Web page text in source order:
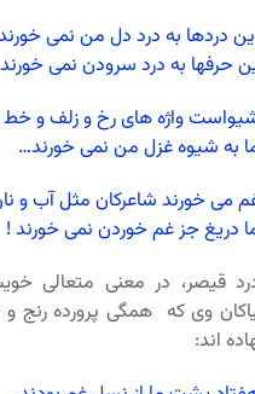
دردها به درد دل من نمی
حرفها به درد سرودن نمی خورند
واژه های رخ و زلف و
به شیوه غزل من نمی خورند…
می خورند شاعرکان مثل آب و
دریغ جز غم خوردن نمی خورند !
قیصر، در معنی متعالی
وی که همگی پرورده رنج
اند: